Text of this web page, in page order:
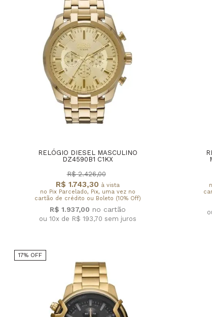
RELÓGIO DIESEL MASCULINO
DZ4590B1 C1KX
R$ 1.743,30 à vista
no Pix Parcelado, Pix, uma vez no
cartão de crédito ou Boleto (10% Off)
R$ 2.426,00
R$ 1.937,00
ou 10x de R$ 193,70 sem juros
17% OFF